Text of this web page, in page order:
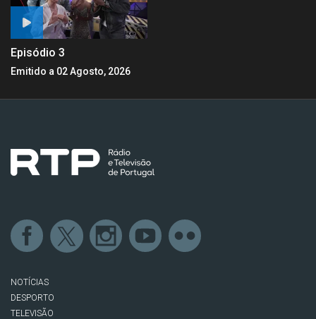
Episódio 3
Emitido a 02 Agosto, 2026
NOTÍCIAS
DESPORTO
TELEVISÃO